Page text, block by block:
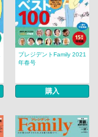
プレジデントFamily 2021
年春号
購入